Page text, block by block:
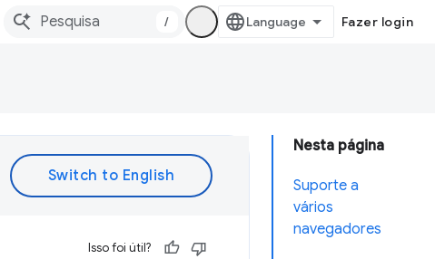
/ Fazer login
Nesta página
Suporte a
vários
navegadores
Isso foi útil?